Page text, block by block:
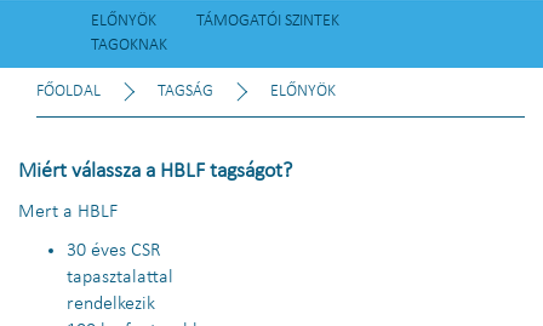
ELŐNYÖK
TÁMOGATÓI SZINTEK
TAGOKNAK
FŐOLDAL TAGSÁG ELŐNYÖK
Miért válassza a HBLF tagságot?
Mert a HBLF
30 éves CSR
tapasztalattal
rendelkezik